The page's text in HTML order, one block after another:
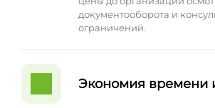
документооборота и
ограничений.
Экономия времени